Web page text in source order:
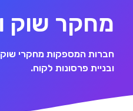
מחקר שוק
חברות המספקות מחקרי שוק
ובניית פרסונות לקוח.